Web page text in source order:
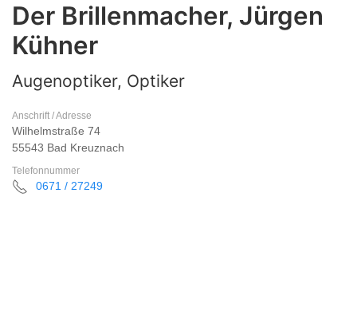
Der Brillenmacher, Jürgen
Kühner
Augenoptiker, Optiker
Anschrift / Adresse
Wilhelmstraße 74
55543 Bad Kreuznach
Telefonnummer
0671 / 27249